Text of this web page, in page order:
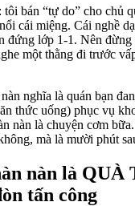
bán “tự do” cho chủ
cái miệng. Cái nghề
đứng lớp 1-1. Nên
một thằng đi trước
nghĩa là quán bạn
thức uống) phục vụ
nàn là chuyện cơm
mà là mười phút
nàn là QUÀ
tấn công